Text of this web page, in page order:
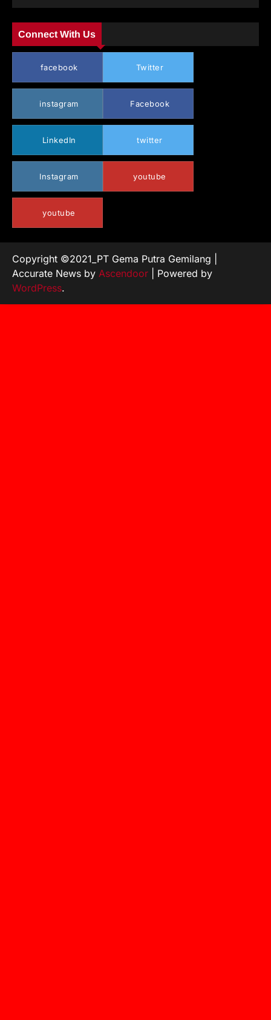
Connect With Us
facebook Twitter
instagram Facebook
LinkedIn twitter
Instagram youtube
youtube
Copyright ©2021_PT Gema Putra Gemilang |
Accurate News by Ascendoor | Powered by
WordPress.